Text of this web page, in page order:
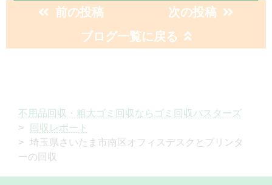
前の投稿
ブログ一覧に戻る
次の投稿
不用品回収・粗大ゴミ回収ならゴミ回収バスターズ
回収レポート
埼玉県さいたま市南区オフィスデスクとプリンタ
ーの回収